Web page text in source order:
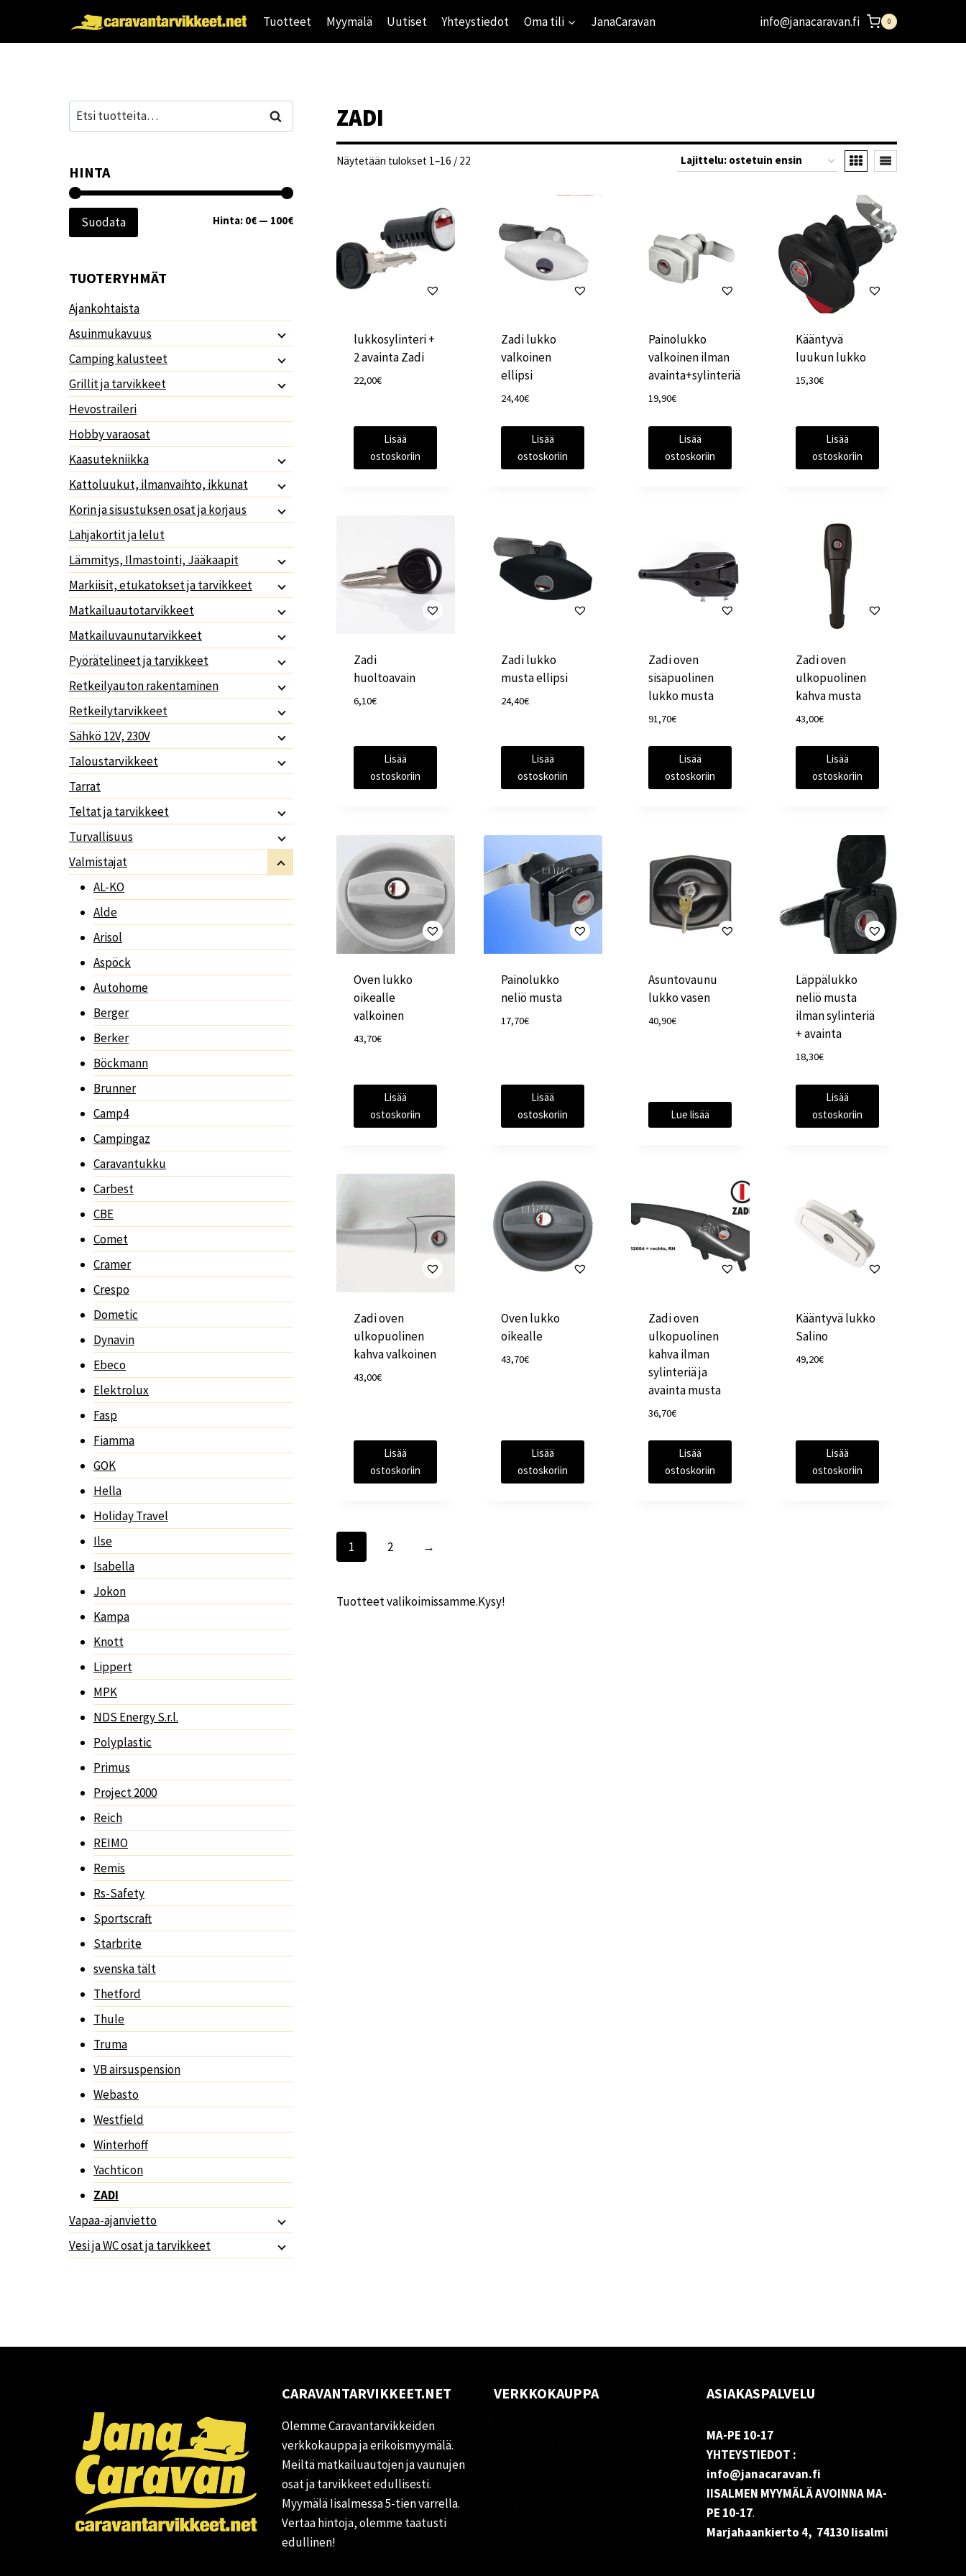
Tuotteet Myymälä Uutiset Yhteystiedot Oma tili JanaCaravan info@janacaravan.fi 0
ZADI
Näytetään tulokset 1–16 / 22Suosituimmat
lukkosylinteri +
2 avainta Zadi
22,00€
Lisää
ostoskoriin
Zadi lukko
valkoinen
ellipsi
24,40€
Lisää
ostoskoriin
Painolukko
valkoinen ilman
avainta+sylinteriä
19,90€
Lisää
ostoskoriin
Kääntyvä
luukun lukko
15,30€
Lisää
ostoskoriin
Zadi
huoltoavain
6,10€
Lisää
ostoskoriin
Zadi lukko
musta ellipsi
24,40€
Lisää
ostoskoriin
Zadi oven
sisäpuolinen
lukko musta
91,70€
Lisää
ostoskoriin
Zadi oven
ulkopuolinen
kahva musta
43,00€
Lisää
ostoskoriin
Oven lukko
oikealle
valkoinen
43,70€
Lisää
ostoskoriin
Painolukko
neliö musta
17,70€
Lisää
ostoskoriin
Asuntovaunu
lukko vasen
40,90€
Lue lisää
Läppälukko
neliö musta
ilman sylinteriä
+ avainta
18,30€
Lisää
ostoskoriin
Zadi oven
ulkopuolinen
kahva valkoinen
43,00€
Lisää
ostoskoriin
Oven lukko
oikealle
43,70€
Lisää
ostoskoriin
Zadi oven
ulkopuolinen
kahva ilman
sylinteriä ja
avainta musta
36,70€
Lisää
ostoskoriin
Kääntyvä lukko
Salino
49,20€
Lisää
ostoskoriin
1 2 →
Tuotteet valikoimissamme.Kysy!
Etsi: Haku
HINTA
Minimihinta
Maksimihinta
Suodata Hinta: 0€ — 100€
TUOTERYHMÄT
Ajankohtaista
Asuinmukavuus
Camping kalusteet
Grillit ja tarvikkeet
Hevostraileri
Hobby varaosat
Kaasutekniikka
Kattoluukut, ilmanvaihto, ikkunat
Korin ja sisustuksen osat ja korjaus
Lahjakortit ja lelut
Lämmitys, Ilmastointi, Jääkaapit
Markiisit, etukatokset ja tarvikkeet
Matkailuautotarvikkeet
Matkailuvaunutarvikkeet
Pyörätelineet ja tarvikkeet
Retkeilyauton rakentaminen
Retkeilytarvikkeet
Sähkö 12V, 230V
Taloustarvikkeet
Tarrat
Teltat ja tarvikkeet
Turvallisuus
Valmistajat
AL-KO
Alde
Arisol
Aspöck
Autohome
Berger
Berker
Böckmann
Brunner
Camp4
Campingaz
Caravantukku
Carbest
CBE
Comet
Cramer
Crespo
Dometic
Dynavin
Ebeco
Elektrolux
Fasp
Fiamma
GOK
Hella
Holiday Travel
Ilse
Isabella
Jokon
Kampa
Knott
Lippert
MPK
NDS Energy S.r.l.
Polyplastic
Primus
Project 2000
Reich
REIMO
Remis
Rs-Safety
Sportscraft
Starbrite
svenska tält
Thetford
Thule
Truma
VB airsuspension
Webasto
Westfield
Winterhoff
Yachticon
ZADI
Vapaa-ajanvietto
Vesi ja WC osat ja tarvikkeet
CARAVANTARVIKKEET.NET
Olemme Caravantarvikkeiden
verkkokauppa ja erikoismyymälä.
Meiltä matkailuautojen ja vaunujen
osat ja tarvikkeet edullisesti.
Myymälä Iisalmessa 5-tien varrella.
Vertaa hintoja, olemme taatusti
edullinen!
VERKKOKAUPPA ASIAKASPALVELU
MA-PE 10-17
YHTEYSTIEDOT :
info@janacaravan.fi
IISALMEN MYYMÄLÄ AVOINNA MA-
PE 10-17.
Marjahaankierto 4, 74130 Iisalmi